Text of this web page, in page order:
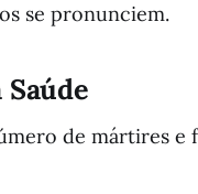
se pronunciem.
de mártires e